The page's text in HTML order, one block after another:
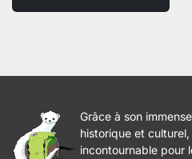
Grâce à son
historique et
incontournable pour